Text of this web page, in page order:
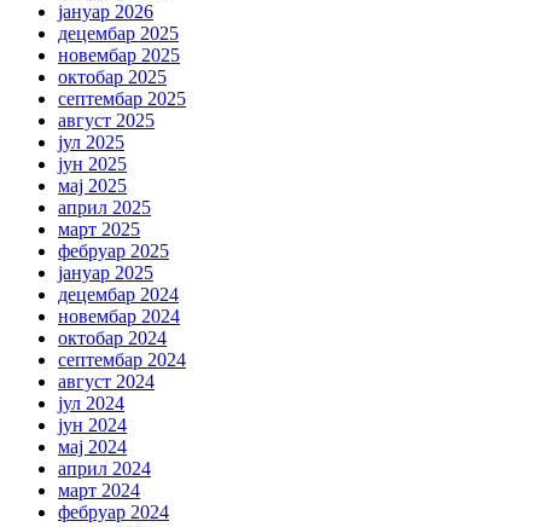
јануар 2026
децембар 2025
новембар 2025
октобар 2025
септембар 2025
август 2025
јул 2025
јун 2025
мај 2025
април 2025
март 2025
фебруар 2025
јануар 2025
децембар 2024
новембар 2024
октобар 2024
септембар 2024
август 2024
јул 2024
јун 2024
мај 2024
април 2024
март 2024
фебруар 2024